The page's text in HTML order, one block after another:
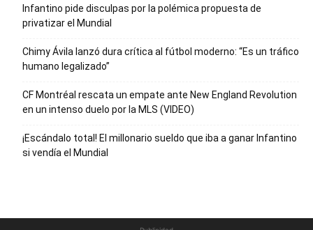
Infantino pide disculpas por la polémica propuesta de
privatizar el Mundial
Chimy Ávila lanzó dura crítica al fútbol moderno: “Es un tráfico
humano legalizado”
CF Montréal rescata un empate ante New England Revolution
en un intenso duelo por la MLS (VIDEO)
¡Escándalo total! El millonario sueldo que iba a ganar Infantino
si vendía el Mundial